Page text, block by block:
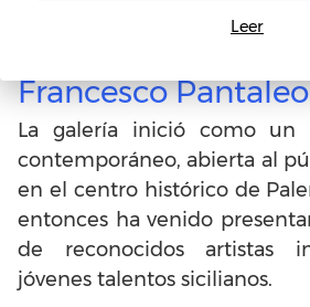
Francesco
La galería inició como un
contemporáneo, abierta al
en el centro histórico de
entonces ha venido
de reconocidos artistas
jóvenes talentos sicilianos.
Leer